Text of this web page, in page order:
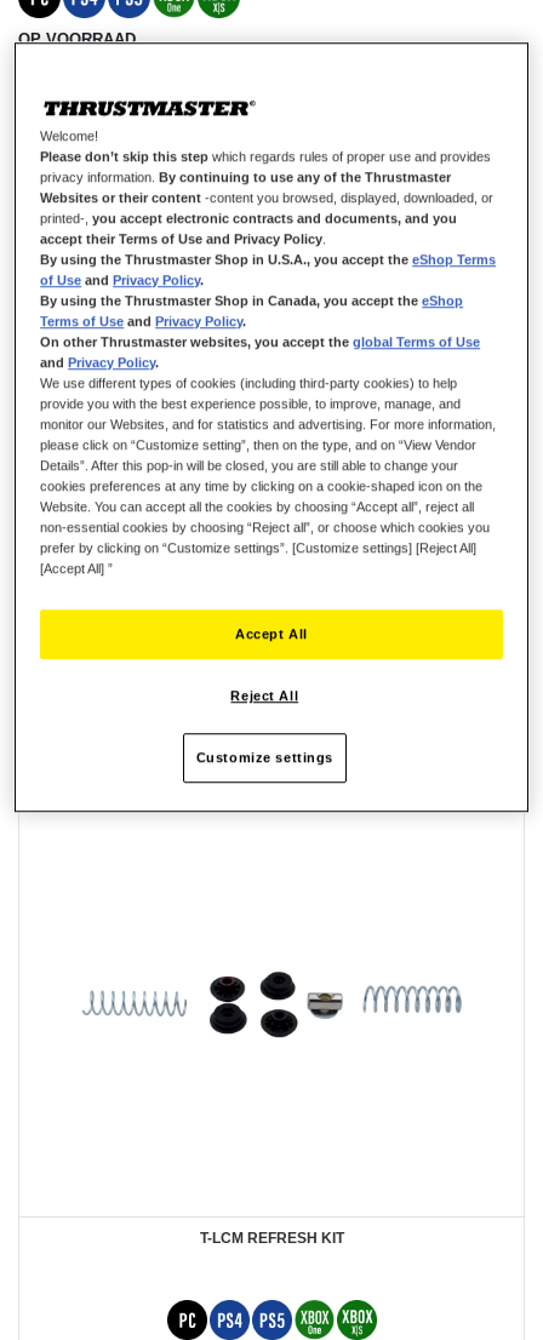
OP VOORRAAD
weerstand van het rempedaal
€ 18,99
IN WINKELWAGEN
Verlanglijst
Schrijf de eerste review over dit product
Details
1 x chromen voordrukveer voor de T-LCM Pedals
Eenvoudige installatie op de T-LCM Pedals
T-LCM REFRESH KIT
Welcome!
Please don’t skip this step which regards rules of proper use and provides
privacy information. By continuing to use any of the Thrustmaster
Websites or their content -content you browsed, displayed, downloaded, or
printed-,you accept electronic contracts and documents, and you
accept their Terms of Use and Privacy Policy.
By using the Thrustmaster Shop in U.S.A., you accept theeShop Terms
of Use and Privacy Policy.
By using the Thrustmaster Shop in Canada, you accept theeShop
Terms of Use and Privacy Policy.
On other Thrustmaster websites, you accept theglobal Terms of Use
and Privacy Policy.
We use different types of cookies (including third-party cookies) to help
provide you with the best experience possible, to improve, manage, and
monitor our Websites, and for statistics and advertising. For more information,
please click on “Customize setting”, then on the type, and on “View Vendor
Details”. After this pop-in will be closed, you are still able to change your
cookies preferences at any time by clicking on a cookie-shaped icon on the
Website. You can accept all the cookies by choosing “Accept all”, reject all
non-essential cookies by choosing “Reject all”, or choose which cookies you
prefer by clicking on “Customize settings”. [Customize settings] [Reject All]
[Accept All] ”
Reject All
Accept All
Customize settings